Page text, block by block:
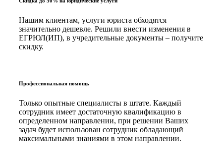
Нашим клиентам, услуги юриста обходятся
значительно дешевле. Решили внести изменения в
ЕГРЮЛ(ИП), в учредительные документы – получите
скидку.
Профессиональная помощь
Только опытные специалисты в штате. Каждый
сотрудник имеет достаточную квалификацию в
определенном направлении, при решении Ваших
задач будет использован сотрудник обладающий
максимальными знаниями в этом направлении.